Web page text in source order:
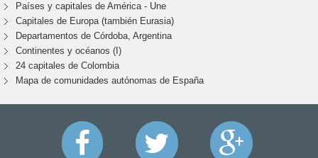
Países y capitales de América - Une
Capitales de Europa (también Eurasia)
Departamentos de Córdoba, Argentina
Continentes y océanos (I)
24 capitales de Colombia
Mapa de comunidades autónomas de España